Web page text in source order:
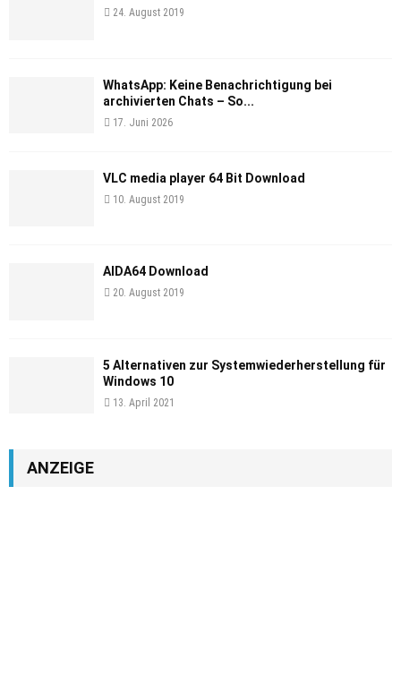
24. August 2019
WhatsApp: Keine Benachrichtigung bei
archivierten Chats – So...
17. Juni 2026
VLC media player 64 Bit Download
10. August 2019
AIDA64 Download
20. August 2019
5 Alternativen zur Systemwiederherstellung für
Windows 10
13. April 2021
ANZEIGE